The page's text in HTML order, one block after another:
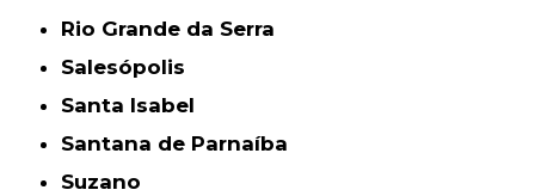
Rio Grande da Serra
Salesópolis
Santa Isabel
Santana de Parnaíba
Suzano